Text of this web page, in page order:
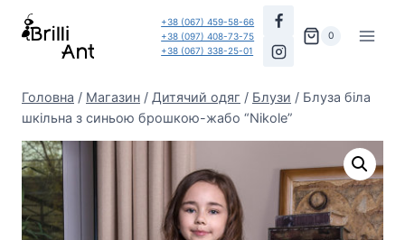
Перейти
+38 (067) 459-58-66
+38 (097) 408-73-75
+38 (067) 338-25-01
0
Головна / Магазин / Дитячий одяг / Блузи / Блуза біла
шкільна з синьою брошкою-жабо “Nikole”